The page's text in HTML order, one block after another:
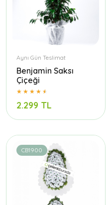
Aynı Gün Teslimat
Benjamin Saksı
Çiçeği
2.299 TL
CB1900